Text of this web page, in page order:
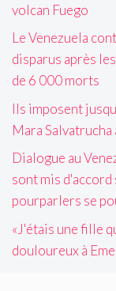
volcan Fuego
Le Venezuela
disparus après
de 6 000 morts
Ils imposent
Mara Salvatrucha
Dialogue au
sont mis
pourparlers se
«J'étais une fille
douloureux à